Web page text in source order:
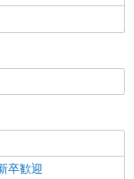
NEW
ビスSTAFF大募
払い有/週払い有/交
を見る
卒歓迎